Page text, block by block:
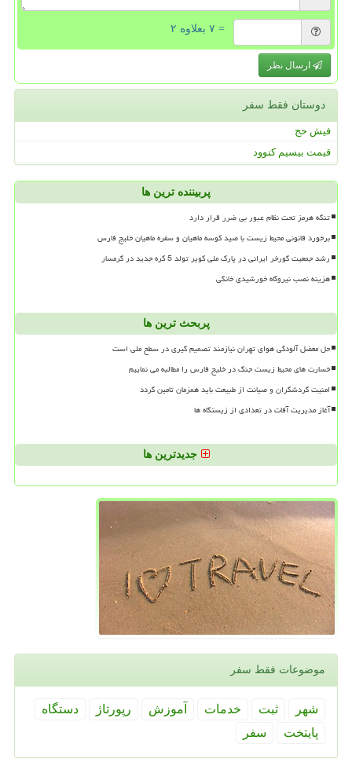
= ۷ بعلاوه ۲
ارسال نظر
دوستان فقط سفر
فیش حج
قیمت بیسیم کنوود
پربیننده ترین ها
تنگه هرمز تحت نظام عبور بی ضرر قرار دارد
برخورد قانونی محیط زیست با صید کوسه ماهیان و سفره ماهیان خلیج فارس
رشد جمعیت گورخر ایرانی در پارک ملی کویر تولد 5 کره جدید در گرمسار
هزینه نصب نیروگاه خورشیدی خانگی
پربحث ترین ها
حل معضل آلودگی هوای تهران نیازمند تصمیم گیری در سطح ملی است
خسارت های محیط زیست جنگ در خلیج فارس را مطالبه می نماییم
امنیت گردشگران و صیانت از طبیعت باید همزمان تامین گردد
آغاز مدیریت آفات در تعدادی از زیستگاه ها
جدیدترین ها
موضوعات فقط سفر
شهر ثبت خدمات آموزش رپورتاژ
دستگاه
پایتخت
سفر